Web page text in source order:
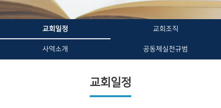
교회일정 교회조직
사역소개 공동체실천규범
교회일정